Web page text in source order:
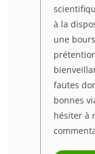
à la
une
fautes
bonnes
hésiter à